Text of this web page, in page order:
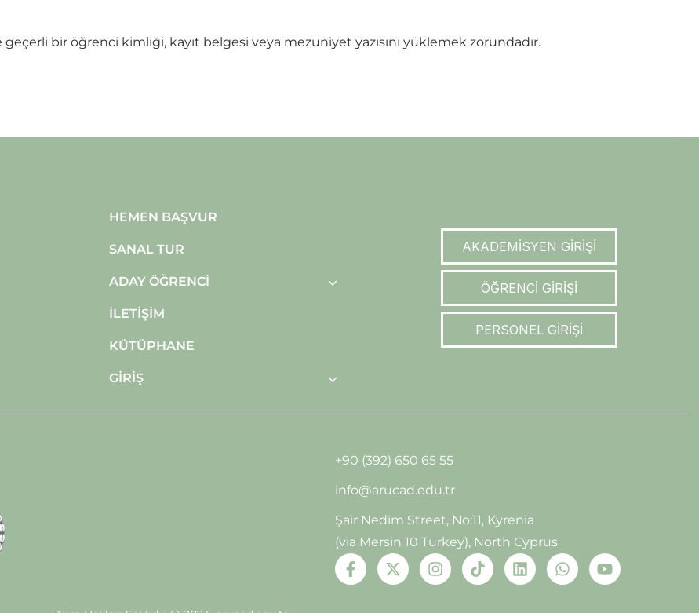
bir öğrenci kimliği, kayıt belgesi veya mezuniyet yazısını yüklemek zorundadır.
HEMEN BAŞVUR
SANAL TUR
ADAY ÖĞRENCI
İLETIŞIM
KÜTÜPHANE
GIRIŞ
AKADEMİSYEN GİRİŞİ
ÖĞRENCİ GİRİŞİ
PERSONEL GİRİŞİ
+90 (392) 650 65 55
info@arucad.edu.tr
Şair Nedim Street, No:11, Kyrenia
(via Mersin 10 Turkey), North Cyprus